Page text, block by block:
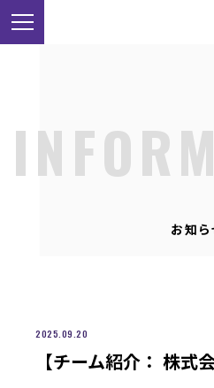
お知ら
2025.09.20
【チーム紹介： 株式